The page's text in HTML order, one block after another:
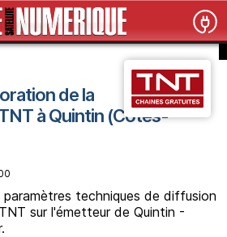
de la
à Quintin (Côtes-
techniques de diffusion
sur l'émetteur de Quintin -